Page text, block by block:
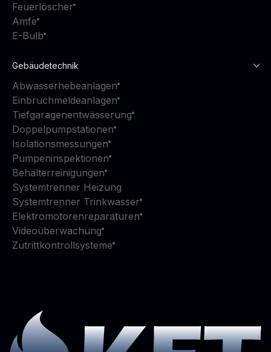
Feuerlöscher
Amfe
E-Bulb
Gebäudetechnik
Abwasserhebeanlagen
Einbruchmeldeanlagen
Tiefgaragenentwässerung
Doppelpumpstationen
Isolationsmessungen
Pumpeninspektionen
Behälterreinigungen
Systemtrenner Heizung
Systemtrenner Trinkwasser
Elektromotorenreparaturen
Videoüberwachung
Zutrittkontrollsysteme